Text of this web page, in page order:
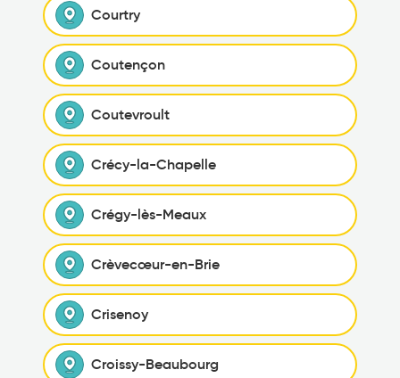
Courtry
Coutençon
Coutevroult
Crécy-la-Chapelle
Crégy-lès-Meaux
Crèvecœur-en-Brie
Crisenoy
Croissy-Beaubourg